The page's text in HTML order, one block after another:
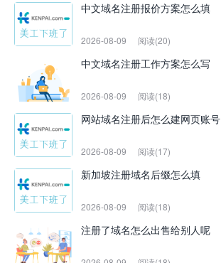
中文域名注册报价方案怎么填
2026-08-09 阅读(20)
中文域名注册工作方案怎么写
2026-08-09 阅读(18)
网站域名注册后怎么建网页账号
2026-08-09 阅读(17)
新加坡注册域名后缀怎么填
2026-08-09 阅读(18)
注册了域名怎么出售给别人呢